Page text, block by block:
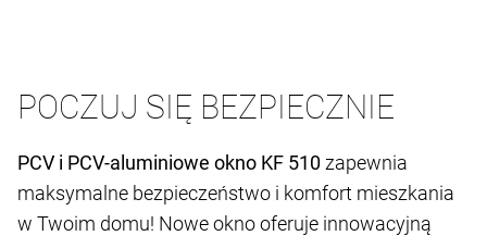
POCZUJ SIĘ BEZPIECZNIE
PCV i PCV-aluminiowe okno KF 510 zapewnia
maksymalne bezpieczeństwo i komfort mieszkania
w Twoim domu! Nowe okno oferuje innowacyjną